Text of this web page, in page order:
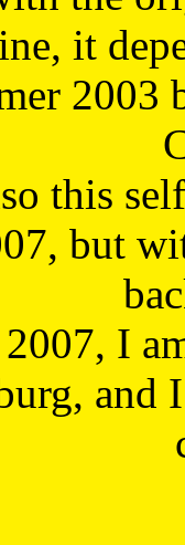
it
2003
this
but
I
and